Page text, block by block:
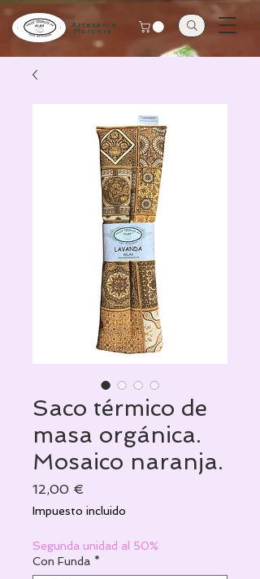
Artesanía
Moronta
Saco térmico de
masa orgánica.
Mosaico naranja.
12,00 €
Impuesto incluido
Segunda unidad al 50%
Con Funda *